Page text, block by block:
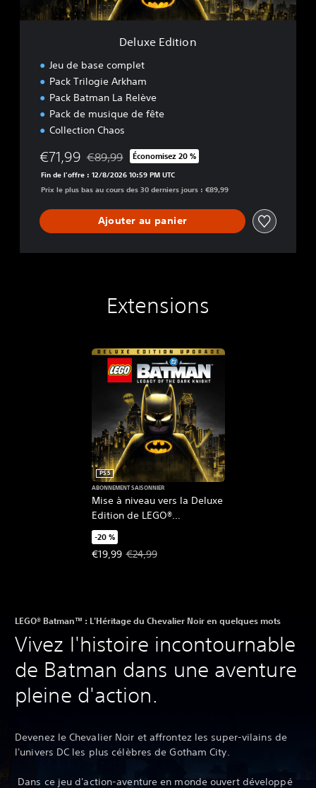
o
Deluxe Edition
Jeu de base complet
Pack Trilogie Arkham
Pack Batman La Relève
Pack de musique de fête
Collection Chaos
€71,99 Remise par rapport au prix d'origine de €89,99
€89,99 Économisez 20 %
Fin de l'offre : 12/8/2026 10:59 PM UTC
Prix le plus bas au cours des 30 derniers jours : €89,99
Ajouter au panier
Extensions
Mise à niveau vers la Deluxe
Edition de LEGO®
Batman™ : L'Héritage du
Chevalier Noir
PS5
ABONNEMENT SAISONNIER
-20 %
€19,99
Prix de l'offre : €19,99 Prix initial : €24,99
€24,99
LEGO® Batman™ : L'Héritage du Chevalier Noir en quelques mots
Vivez l'histoire incontournable
de Batman dans une aventure
pleine d'action.
Devenez le Chevalier Noir et affrontez les super-vilains de
l'univers DC les plus célèbres de Gotham City.
‎ Dans ce jeu d'action-aventure en monde ouvert développé